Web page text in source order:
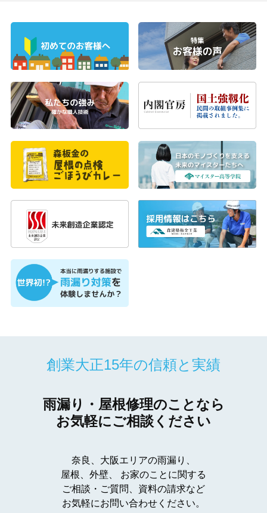
創業大正15年の信頼と実績
雨漏り・屋根修理のことなら
お気軽にご相談ください
奈良、大阪エリアの雨漏り、
屋根、外壁、
お家のことに関する
ご相談・ご質問、資料の請求など
お気軽にお問い合わせください。